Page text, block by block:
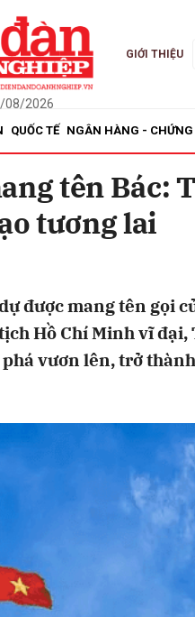
08/2026
GIỚI THIỆU
QUỐC TẾ NGÂN HÀNG - CHỨNG
tên Bác:
tương lai
được mang tên gọi
Hồ Chí Minh vĩ đại,
vươn lên, trở
Hủy